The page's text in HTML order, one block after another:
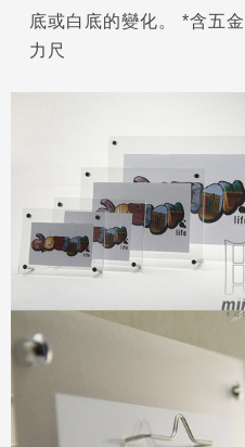
底或白底的變化。 *含五
力尺